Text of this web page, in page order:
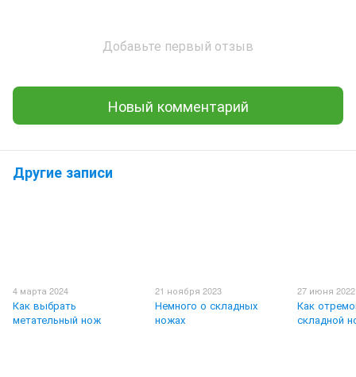
Добавьте первый отзыв
Новый комментарий
Другие записи
4 марта 2024
Как выбрать
метательный нож
21 ноября 2023
Немного о складных
ножах
27 июня 2022
Как
складной